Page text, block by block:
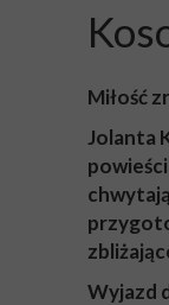
Miłość
Jolanta
Wyjazd